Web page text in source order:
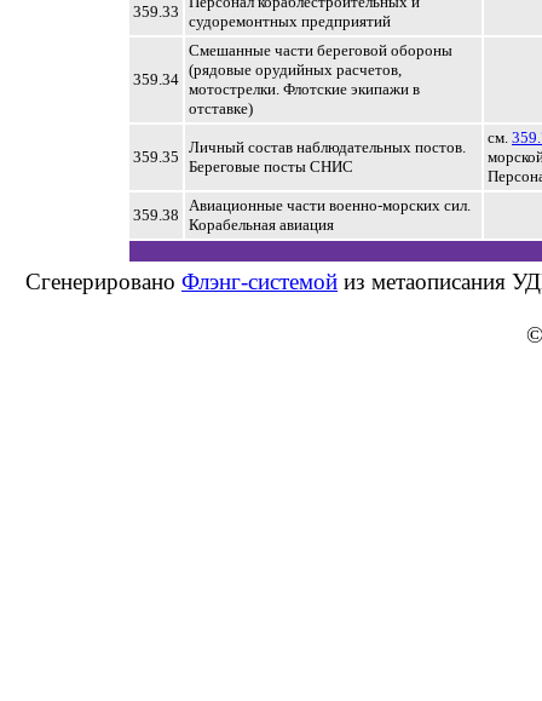
359.33
судоремонтных предприятий
359.34
Смешанные части береговой обороны
(рядовые орудийных расчетов,
мотострелки. Флотские экипажи в
отставке)
359.35
Личный состав наблюдательных постов.
Береговые посты СНИС
см.
359.38
Авиационные части военно-морских сил.
Корабельная авиация
Сгенерировано Флэнг-системой из метаописания